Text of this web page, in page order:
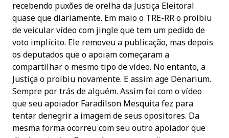
recebendo puxões de orelha da Justiça Eleitoral
quase que diariamente. Em maio o TRE-RR o proibiu
de veicular vídeo com jingle que tem um pedido de
voto implícito. Ele removeu a publicação, mas depois
os deputados que o apoiam começaram a
compartilhar o mesmo tipo de vídeo. No entanto, a
Justiça o proibiu novamente. E assim age Denarium.
Sempre por trás de alguém. Assim foi com o vídeo
que seu apoiador Faradilson Mesquita fez para
tentar denegrir a imagem de seus opositores. Da
mesma forma ocorreu com seu outro apoiador que